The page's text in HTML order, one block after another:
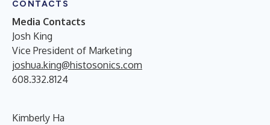
CONTACTS
Media Contacts
Josh King
Vice President of Marketing
joshua.king@histosonics.com
608.332.8124
Kimberly Ha